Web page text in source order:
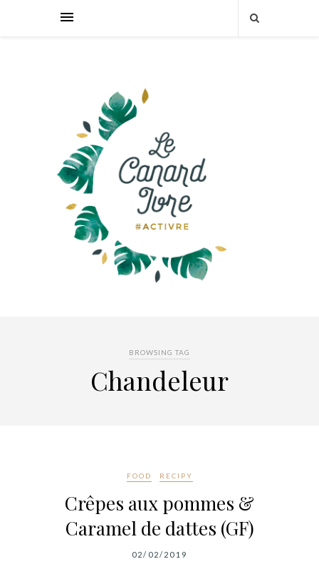
BROWSING TAG
Chandeleur
FOOD RECIPY
Crêpes aux pommes &
Caramel de dattes (GF)
02/02/2019